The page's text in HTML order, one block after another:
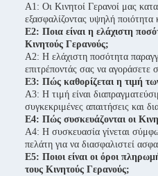
Α1: Οι Κινητοί Γερανοί μας
εξασφαλίζοντας υψηλή ποιότητα
Ε2: Ποια είναι η ελάχιστη
Κινητούς Γερανούς;
Α2: Η ελάχιστη ποσότητα
επιτρέποντάς σας να αγοράσετε
Ε3: Πώς καθορίζεται η τιμή
Α3: Η τιμή είναι
συγκεκριμένες απαιτήσεις και
Ε4: Πώς συσκευάζονται οι
Α4: Η συσκευασία γίνεται
πελάτη για να διασφαλιστεί
Ε5: Ποιοι είναι οι όροι
τους Κινητούς Γερανούς;